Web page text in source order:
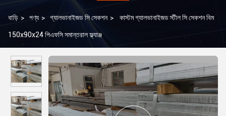
বাড়ি > পণ্য > গ্যালভানাইজড সি সেকশন > কাস্টম গ্যালভানাইজড স্টীল সি সেকশন বিম
150x90x24 পিএফসি সমান্তরাল ফ্ল্যাঞ্জ